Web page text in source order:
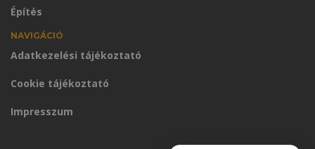
Építés
NAVIGÁCIÓ
Adatkezelési tájékoztató
Cookie tájékoztató
Impresszum